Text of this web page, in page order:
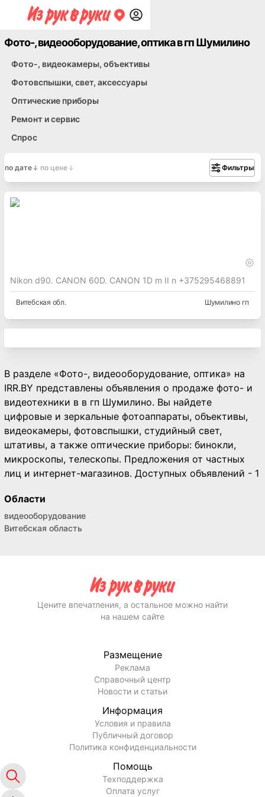
Фото-, видеооборудование, оптика в гп Шумилино
Фото-, видеокамеры, объективы
Фотовспышки, свет, аксессуары
Оптические приборы
Ремонт и сервис
Спрос
по дате по цене Фильтры
Nikon d90. CANON 60D. CANON 1D m II n +375295468891
Витебская обл. Шумилино гп
В разделе «Фото-, видеооборудование, оптика» на
IRR.BY представлены объявления о продаже фото- и
видеотехники в в гп Шумилино. Вы найдете
цифровые и зеркальные фотоаппараты, объективы,
видеокамеры, фотовспышки, студийный свет,
штативы, а также оптические приборы: бинокли,
микроскопы, телескопы. Предложения от частных
лиц и интернет-магазинов. Доступных объявлений - 1
Области
видеооборудование
Витебская область
Цените впечатления, а остальное можно найти
на нашем сайте
Размещение
Реклама
Справочный центр
Новости и статьи
Информация
Условия и правила
Публичный договор
Политика конфиденциальности
Помощь
Техподдержка
Оплата услуг